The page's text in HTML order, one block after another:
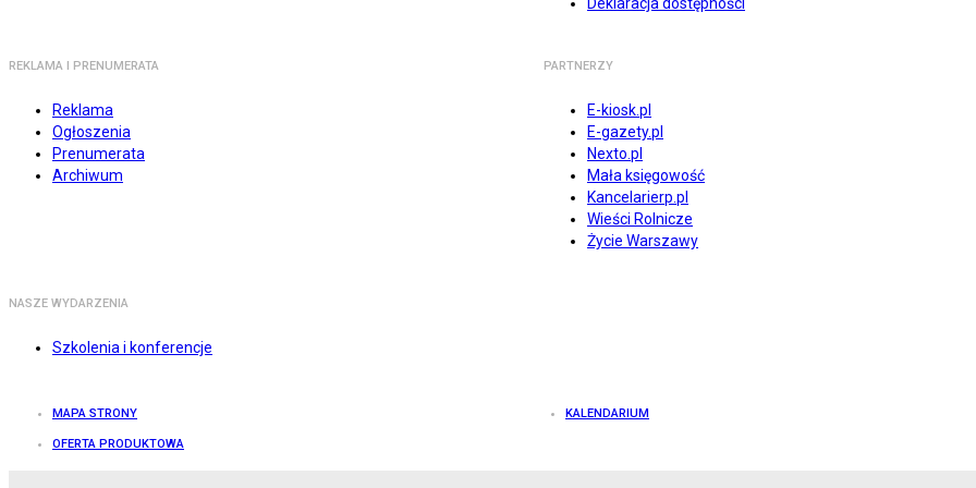
REKLAMA I PRENUMERATA
Reklama
Ogłoszenia
Prenumerata
Archiwum
PARTNERZY
E-kiosk.pl
E-gazety.pl
Nexto.pl
Mała księgowość
Kancelarierp.pl
Wieści Rolnicze
Życie Warszawy
NASZE WYDARZENIA
Szkolenia i konferencje
MAPA STRONY KALENDARIUM
OFERTA PRODUKTOWA